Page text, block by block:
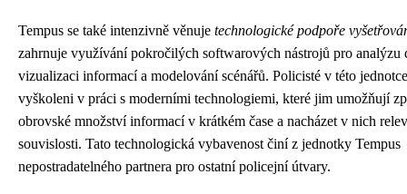
Tempus se také intenzivně věnuje technologické podpoře
zahrnuje využívání pokročilých softwarových nástrojů pro analýzu
vizualizaci informací a modelování scénářů. Policisté v této
vyškoleni v práci s moderními technologiemi, které jim umožňují
obrovské množství informací v krátkém čase a nacházet v nich
souvislosti. Tato technologická vybavenost činí z jednotky Tempus
nepostradatelného partnera pro ostatní policejní útvary.